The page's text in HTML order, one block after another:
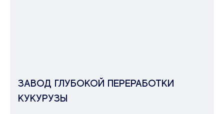
ЗАВОД ГЛУБОКОЙ ПЕРЕРАБОТКИ
КУКУРУЗЫ